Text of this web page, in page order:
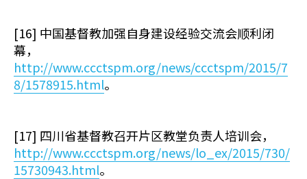
[16] 中国基督教加强自身建设经验交流会顺利闭
幕，
http://www.ccctspm.org/news/ccctspm/2015/7
8/1578915.html。
[17] 四川省基督教召开片区教堂负责人培训会，
http://www.ccctspm.org/news/lo_ex/2015/730/
15730943.html。